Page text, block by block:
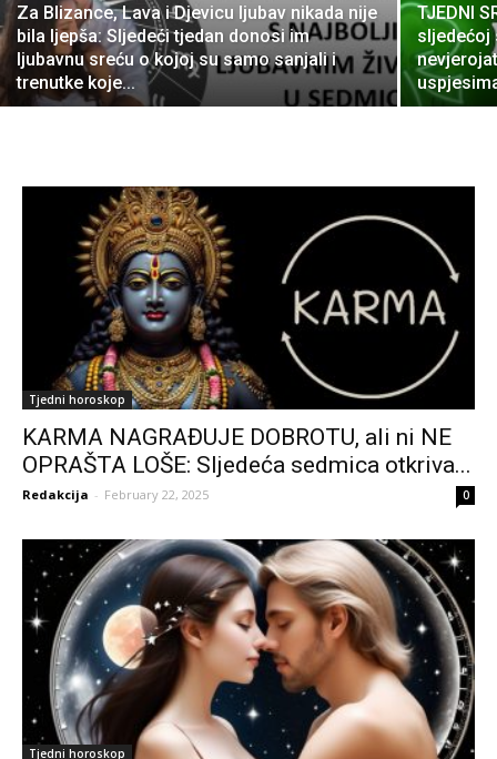
Za Blizance, Lava i Djevicu ljubav nikada nije
bila ljepša: Sljedeći tjedan donosi im
ljubavnu sreću o kojoj su samo sanjali i
trenutke koje...
TJEDNI
sljedećoj
Tjedni horoskop
KARMA NAGRAĐUJE DOBROTU, ali ni NE
OPRAŠTA LOŠE: Sljedeća sedmica otkriva...
Redakcija - February 22, 2025 0
Tjedni horoskop